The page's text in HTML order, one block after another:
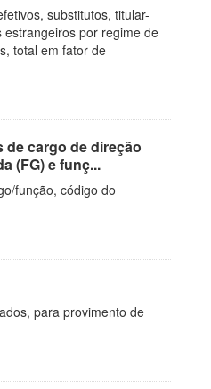
substitutos, titular-
estrangeiros por regime de
total em fator de
de cargo de direção
(FG) e funç...
função, código do
para provimento de